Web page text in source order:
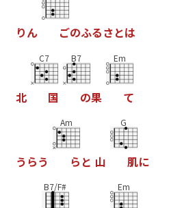
りん ごのふるさとは
北
C7
国
B7
の果
Em
て
う らう
Am
ら と 山
G
肌に
B7/F# Em